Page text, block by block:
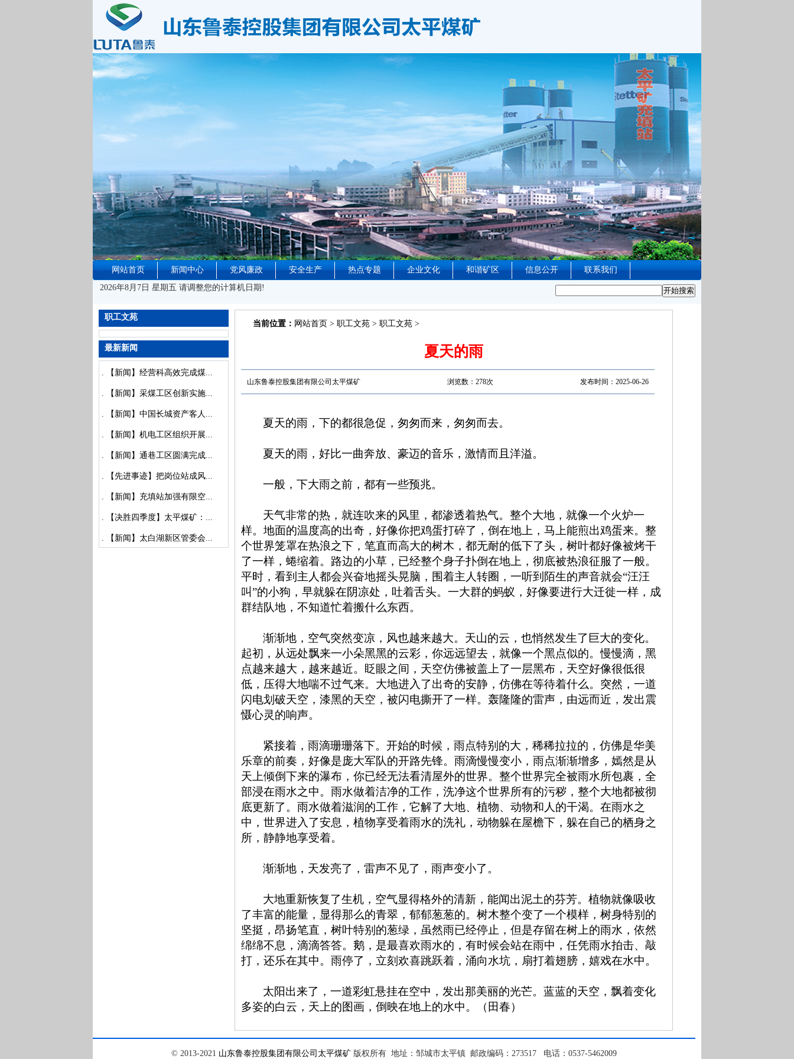
网站首页 新闻中心 党风廉政 安全生产 热点专题 企业文化 和谐矿区 信息公开
联系我们
2026年8月7日 星期五 请调整您的计算机日期!
职工文苑
最新新闻
. 【新闻】经营科高效完成煤...
. 【新闻】采煤工区创新实施...
. 【新闻】中国长城资产客人...
. 【新闻】机电工区组织开展...
. 【新闻】通巷工区圆满完成...
. 【先进事迹】把岗位站成风...
. 【新闻】充填站加强有限空...
. 【决胜四季度】太平煤矿：...
. 【新闻】太白湖新区管委会...
当前位置： 网站首页 > 职工文苑 > 职工文苑 >
夏天的雨
山东鲁泰控股集团有限公司太平煤矿 浏览数： 278次 发布时间：2025-06-26
夏天的雨，下的都很急促，匆匆而来，匆匆而去。
夏天的雨，好比一曲奔放、豪迈的音乐，激情而且洋溢。
一般，下大雨之前，都有一些预兆。
天气非常的热，就连吹来的风里，都渗透着热气。整个大地，就像一个火炉一
样。地面的温度高的出奇，好像你把鸡蛋打碎了，倒在地上，马上能煎出鸡蛋来。整
个世界笼罩在热浪之下，笔直而高大的树木，都无耐的低下了头，树叶都好像被烤干
了一样，蜷缩着。路边的小草，已经整个身子扑倒在地上，彻底被热浪征服了一般。
平时，看到主人都会兴奋地摇头晃脑，围着主人转圈，一听到陌生的声音就会“汪汪
叫”的小狗，早就躲在阴凉处，吐着舌头。一大群的蚂蚁，好像要进行大迁徙一样，成
群结队地，不知道忙着搬什么东西。
渐渐地，空气突然变凉，风也越来越大。天山的云，也悄然发生了巨大的变化。
起初，从远处飘来一小朵黑黑的云彩，你远远望去，就像一个黑点似的。慢慢滴，黑
点越来越大，越来越近。眨眼之间，天空仿佛被盖上了一层黑布，天空好像很低很
低，压得大地喘不过气来。大地进入了出奇的安静，仿佛在等待着什么。突然，一道
闪电划破天空，漆黑的天空，被闪电撕开了一样。轰隆隆的雷声，由远而近，发出震
慑心灵的响声。
紧接着，雨滴珊珊落下。开始的时候，雨点特别的大，稀稀拉拉的，仿佛是华美
乐章的前奏，好像是庞大军队的开路先锋。雨滴慢慢变小，雨点渐渐增多，嫣然是从
天上倾倒下来的瀑布，你已经无法看清屋外的世界。整个世界完全被雨水所包裹，全
部浸在雨水之中。雨水做着洁净的工作，洗净这个世界所有的污秽，整个大地都被彻
底更新了。雨水做着滋润的工作，它解了大地、植物、动物和人的干渴。在雨水之
中，世界进入了安息，植物享受着雨水的洗礼，动物躲在屋檐下，躲在自己的栖身之
所，静静地享受着。
渐渐地，天发亮了，雷声不见了，雨声变小了。
大地重新恢复了生机，空气显得格外的清新，能闻出泥土的芬芳。植物就像吸收
了丰富的能量，显得那么的青翠，郁郁葱葱的。树木整个变了一个模样，树身特别的
坚挺，昂扬笔直，树叶特别的葱绿，虽然雨已经停止，但是存留在树上的雨水，依然
绵绵不息，滴滴答答。鹅，是最喜欢雨水的，有时候会站在雨中，任凭雨水拍击、敲
打，还乐在其中。雨停了，立刻欢喜跳跃着，涌向水坑，扇打着翅膀，嬉戏在水中。
太阳出来了，一道彩虹悬挂在空中，发出那美丽的光芒。蓝蓝的天空，飘着变化
多姿的白云，天上的图画，倒映在地上的水中。（田春）
© 2013-2021 山东鲁泰控股集团有限公司 太平煤矿 版权所有 地址：邹城市太平镇 邮政编码：273517 电话：0537-5462009